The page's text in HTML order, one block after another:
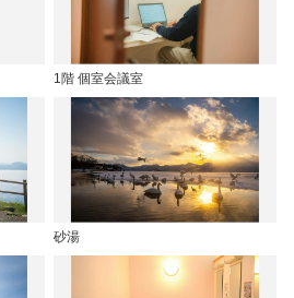
1階 個室会議室
砂湯